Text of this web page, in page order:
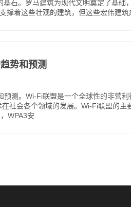
基石。罗马建筑为现代文明奠定了基础
撑着这些壮观的建筑，但这些宏伟建筑
势和预测
预测。Wi-Fi联盟是一个全球性的非营
社会各个领域的发展。Wi-Fi联盟的
WPA3安